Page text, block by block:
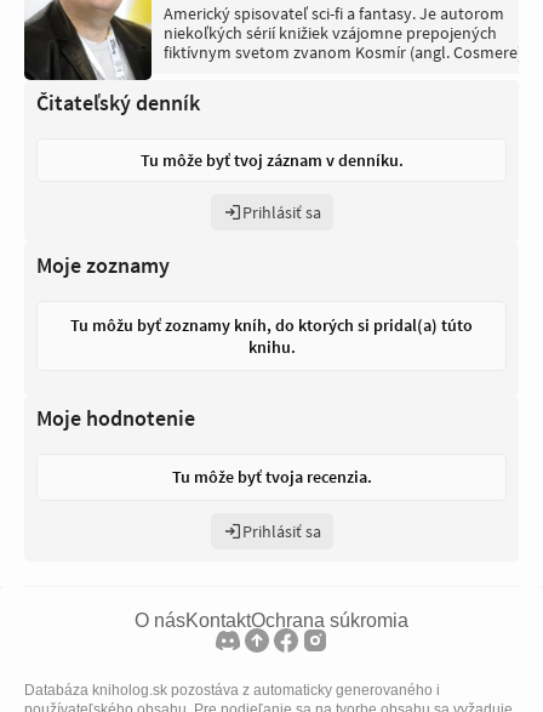
Americký spisovateľ sci-fi a fantasy. Je autorom
niekoľkých sérií knižiek vzájomne prepojených
fiktívnym svetom zvanom Kosmír (angl. Cosmere).
Čitateľský denník
Tu môže byť tvoj záznam v denníku.
Prihlásiť sa
Moje zoznamy
Tu môžu byť zoznamy kníh, do ktorých si pridal(a) túto
knihu.
Moje hodnotenie
Tu môže byť tvoja recenzia.
Prihlásiť sa
O násKontaktOchrana súkromia
Databáza kniholog.sk pozostáva z automaticky generovaného i